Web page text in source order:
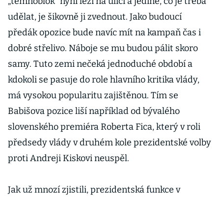
udělat, je šikovně ji zvednout. Jako budoucí
předák opozice bude navíc mít na kampaň čas i
dobré střelivo. Náboje se mu budou pálit skoro
samy. Tuto zemi nečeká jednoduché období a
kdokoli se pasuje do role hlavního kritika vlády,
má vysokou popularitu zajištěnou. Tím se
Babišova pozice liší například od bývalého
slovenského premiéra Roberta Fica, který v roli
předsedy vlády v druhém kole prezidentské volby
proti Andreji Kiskovi neuspěl.
Jak už mnozí zjistili, prezidentská funkce v